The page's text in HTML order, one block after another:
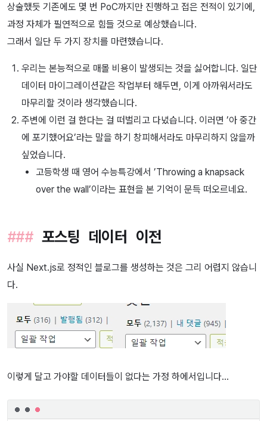
상술했듯 기존에도 몇 번 PoC까지만 진행하고 접은 전적이 있기에,
과정 자체가 필연적으로 힘들 것으로 예상했습니다.
그래서 일단 두 가지 장치를 마련했습니다.
우리는 본능적으로 매몰 비용이 발생되는 것을 싫어합니다. 일단
데이터 마이그레이션같은 작업부터 해두면, 이게 아까워서라도
마무리할 것이라 생각했습니다.
주변에 이런 걸 한다는 걸 떠벌리고 다녔습니다. 이러면 ’아 중간
에 포기했어요’라는 말을 하기 창피해서라도 마무리하지 않을까
싶었습니다.
고등학생 때 영어 수능특강에서 ’Throwing a knapsack
over the wall’이라는 표현을 본 기억이 문득 떠오르네요.
포스팅 데이터 이전
사실 Next.js로 정적인 블로그를 생성하는 것은 그리 어렵지 않습니
다.
이렇게 달고 가야할 데이터들이 없다는 가정 하에서입니다…